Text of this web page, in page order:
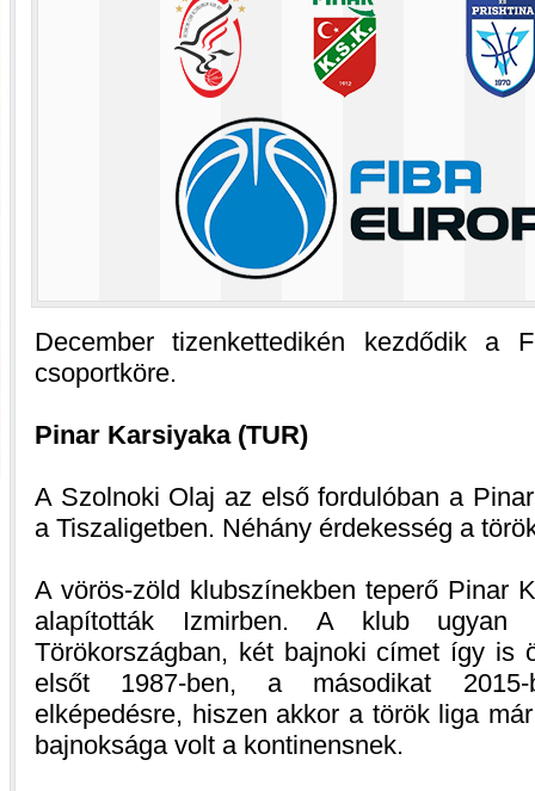
December tizenkettedikén kezdődik a
csoportköre.
Pinar Karsiyaka (TUR)
A Szolnoki Olaj az első fordulóban a
a Tiszaligetben. Néhány érdekesség a
A vörös-zöld klubszínekben teperő Pinar
alapították Izmirben. A klub ugyan
Törökországban, két bajnoki címet így is
elsőt 1987-ben, a másodikat 2015-
elképedésre, hiszen akkor a török liga
bajnoksága volt a kontinensnek.